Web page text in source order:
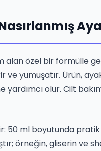
özel bir formülle
yumuşatır. Ürün,
yardımcı olur. Cilt
50 ml boyutunda
örneğin, gliserin ve